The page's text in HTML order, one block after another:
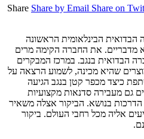
Share Share by Email Share on
הבינלאומית הראשונה
את החברה הקימה מרים
הבדואית בנגב. במרכז המבקרים
שהיא מכינה, לשמוע הרצאה על
כיצד מכפר קטן בנגב הגיעה
גם מעבירה סדנאות מקצועיות
הדרכות בנושא. הביקור אצלה משאיר
אליה מכל רחבי העולם. ביקור